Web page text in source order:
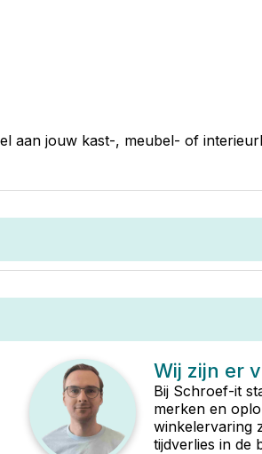
aan jouw kast-, meubel- of
Wij zijn er
Bij Schroef-it
merken en
winkelervaring
tijdverlies in de